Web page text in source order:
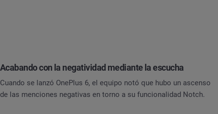
Acabando con la negatividad mediante la escucha
Cuando se lanzó OnePlus 6, el equipo notó que hubo un ascenso
de las menciones negativas en torno a su funcionalidad Notch.